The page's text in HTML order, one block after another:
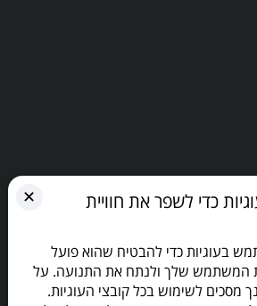
✕
כדי לשפר את חוויית
בעוגיות כדי להבטיח שהוא פועל
המשתמש שלך ולנתח את התנועה. על
מסכים לשימוש בכל קובצי העוגיות.